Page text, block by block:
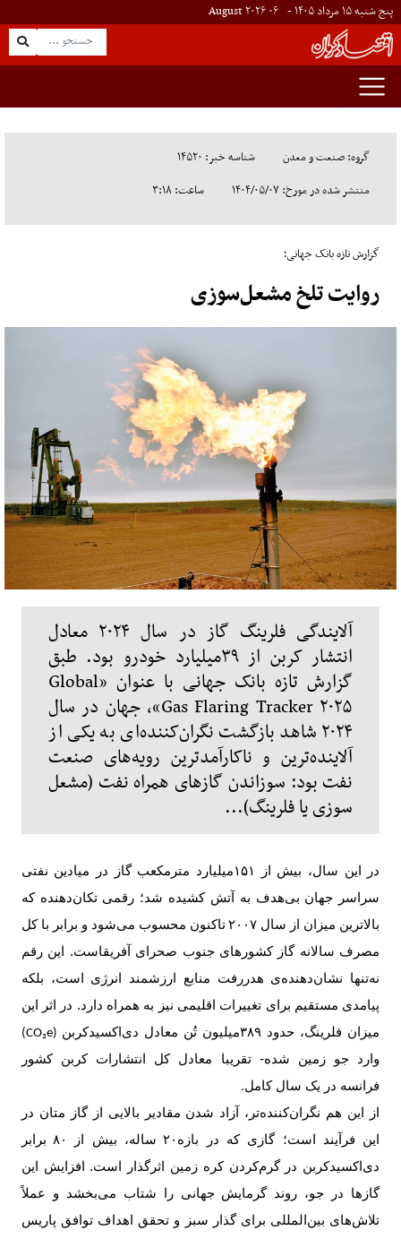
پنج شنبه ۱۵ مرداد ۱۴۰۵ - ۰۶۲۰۲۶
گروه: صنعت و معدن
شناسه خبر: ۱۴۵۲۰
منتشر شده در مورخ: ۱۴۰۴/۰۵/۰۷
ساعت: ۳:۱۸
گزارش تازه‌ بانک جهانی؛
روایت تلخ مشعل‌سوزی
آلایندگی فلرینگ گاز در سال ۲۰۲۴ معادل
انتشار کربن از ۳۹‌میلیارد خودرو بود. طبق
گزارش تازه‌ بانک جهانی با عنوان «Global
Gas Flaring Tracker ۲۰۲۵»، جهان در سال
۲۰۲۴ شاهد بازگشت نگران‌کننده‌ای به یکی از
آلاینده‌ترین و ناکارآمدترین رویه‌های صنعت
نفت بود: سوزاندن گازهای همراه نفت (مشعل
سوزی یا فلرینگ)...
در این سال، بیش از ۱۵۱‌میلیارد مترمکعب گاز در میادین نفتی
سراسر جهان بی‌هدف به آتش کشیده شد؛ رقمی تکان‌دهنده که
بالاترین میزان از سال ۲۰۰۷تاکنون محسوب می‌شود و برابر با کل
مصرف سالانه گاز کشورهای جنوب صحرای آفریقاست. این رقم
نه‌تنها نشان‌دهنده‌ی هدررفت منابع ارزشمند انرژی است، بلکه
پیامدی مستقیم برای تغییرات اقلیمی نیز به همراه دارد. در اثر این
میزان فلرینگ، حدود ۳۸۹‌میلیون تُن معادل دی‌اکسیدکربن (CO₂e)
وارد جو زمین شده- تقریبا معادل کل انتشارات کربن کشور
فرانسه در یک سال کامل.
از این هم نگران‌کننده‌تر، آزاد شدن مقادیر بالایی از گاز متان در
این فرآیند است؛ گازی که در بازه‌ ۲۰ ساله، بیش از ۸۰ برابر
دی‌اکسیدکربن در گرم‌کردن کره زمین اثرگذار است. افزایش این
گازها در جو، روند گرمایش جهانی را شتاب می‌بخشد و عملاً
تلاش‌های بین‌المللی برای گذار سبز و تحقق اهداف توافق پاریس